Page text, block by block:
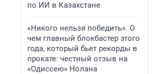
по ИИ в Казахстане
«Никого нельзя победить». О
чем главный блокбастер этого
года, который бьет рекорды в
прокате: честный отзыв на
«Одиссею» Нолана